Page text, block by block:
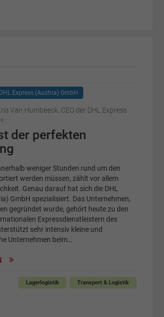
DHL Express (Austria) GmbH
Van Humbeeck, CEO der DHL Express
der perfekten
weniger Stunden rund um den
werden müssen, zählt vor allem
Genau darauf hat sich die DHL
GmbH spezialisiert. Das Unternehmen,
gegründet wurde, gehört heute zu den
Expressdienstleistern des
sehr intensiv kleine und
Unternehmen beim…
Lagerlogistik Transport & Logistik